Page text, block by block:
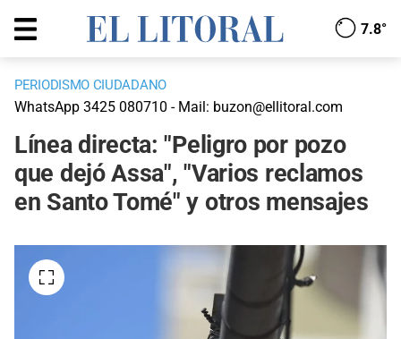
7.8°
PERIODISMO CIUDADANO
WhatsApp 3425 080710 - Mail: buzon@ellitoral.com
Línea directa: "Peligro por pozo
que dejó Assa", "Varios reclamos
en Santo Tomé" y otros mensajes